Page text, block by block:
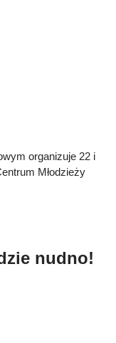
organizuje 22 i
Młodzieży
nudno!